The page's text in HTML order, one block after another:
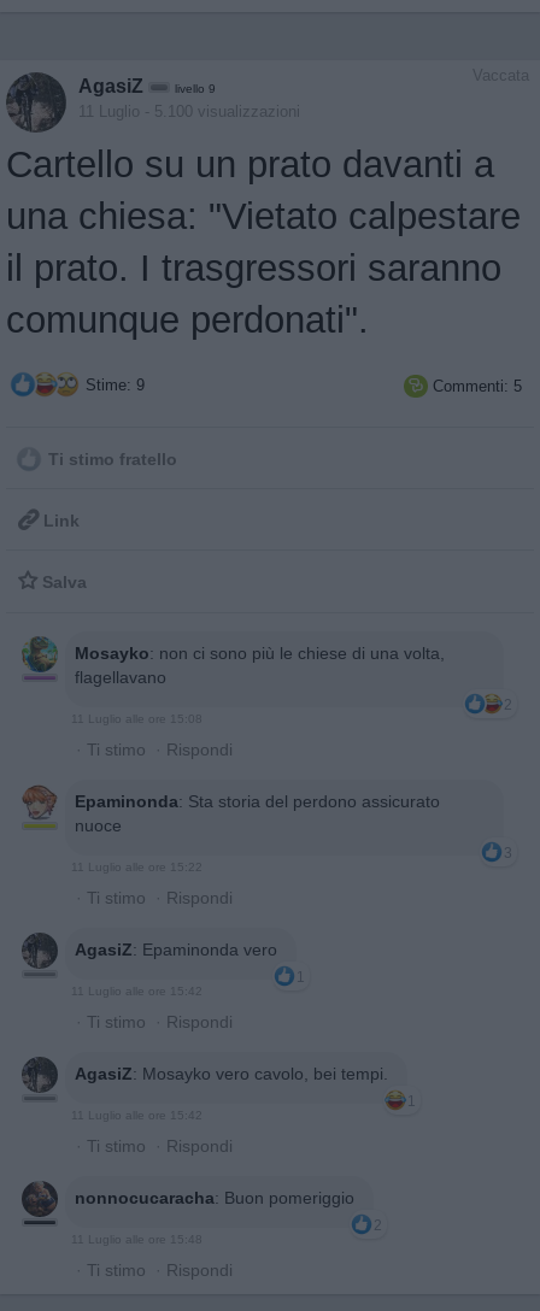
Vaccata
AgasiZ livello 9
11 Luglio - 5.100 visualizzazioni
Cartello su un prato davanti a
una chiesa: "Vietato calpestare
il prato. I trasgressori saranno
comunque perdonati".
Stime: 9  Commenti: 5
Ti stimo fratello
 Link
 Salva
Mosayko: non ci sono più le chiese di una volta,
flagellavano
2
11 Luglio alle ore 15:08
· Ti stimo · Rispondi
Epaminonda: Sta storia del perdono assicurato
nuoce
3
11 Luglio alle ore 15:22
· Ti stimo · Rispondi
AgasiZ: Epaminonda vero
1
11 Luglio alle ore 15:42
· Ti stimo · Rispondi
AgasiZ: Mosayko vero cavolo, bei tempi.
1
11 Luglio alle ore 15:42
· Ti stimo · Rispondi
nonnocucaracha: Buon pomeriggio
2
11 Luglio alle ore 15:48
· Ti stimo · Rispondi